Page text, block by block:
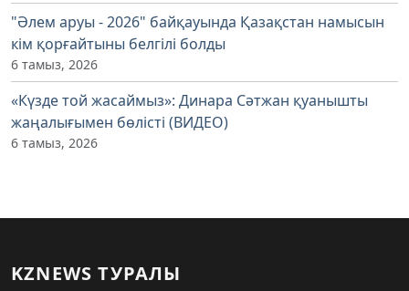
"Әлем аруы - 2026" байқауында Қазақстан намысын
кім қорғайтыны белгілі болды
6 тамыз, 2026
«Күзде той жасаймыз»: Динара Сәтжан қуанышты
жаңалығымен бөлісті (ВИДЕО)
6 тамыз, 2026
KZNEWS ТУРАЛЫ